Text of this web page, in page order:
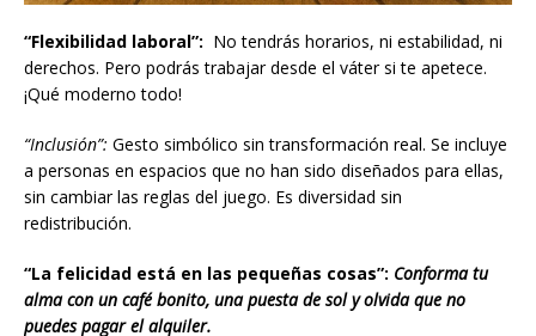
“Flexibilidad laboral”: No tendrás horarios, ni estabilidad, ni
derechos. Pero podrás trabajar desde el váter si te apetece.
¡Qué moderno todo!
“Inclusión”: Gesto simbólico sin transformación real. Se incluye
a personas en espacios que no han sido diseñados para ellas,
sin cambiar las reglas del juego. Es diversidad sin
redistribución.
“La felicidad está en las pequeñas cosas”: Conforma tu
alma con un café bonito, una puesta de sol y olvida que no
puedes pagar el alquiler.